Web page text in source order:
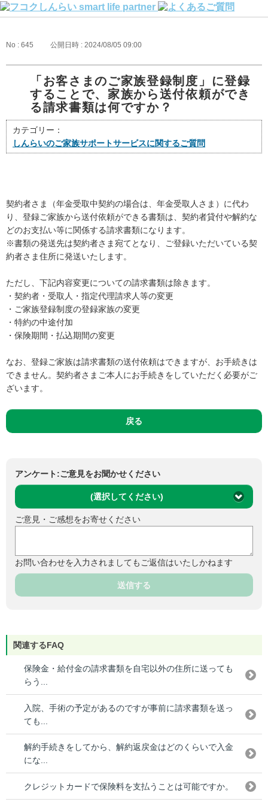
No : 645 公開日時 : 2024/08/05 09:00
「お客さまのご家族登録制度」に登録
することで、家族から送付依頼ができ
る請求書類は何ですか？
カテゴリー：
しんらいのご家族サポートサービスに関するご質問
契約者さま（年金受取中契約の場合は、年金受取人さま）に代わ
り、登録ご家族から送付依頼ができる書類は、契約者貸付や解約な
どのお支払い等に関係する請求書類になります。
※書類の発送先は契約者さま宛てとなり、ご登録いただいている契
約者さま住所に発送いたします。
ただし、下記内容変更についての請求書類は除きます。
・契約者・受取人・指定代理請求人等の変更
・ご家族登録制度の登録家族の変更
・特約の中途付加
・保険期間・払込期間の変更
なお、登録ご家族は請求書類の送付依頼はできますが、お手続きは
できません。契約者さまご本人にお手続きをしていただく必要がご
ざいます。
戻る
アンケート:ご意見をお聞かせください
(選択してください)
ご意見・ご感想をお寄せください
お問い合わせを入力されましてもご返信はいたしかねます
送信する
関連するFAQ
保険金・給付金の請求書類を自宅以外の住所に送っても
らう...
入院、手術の予定があるのですが事前に請求書類を送っ
ても...
解約手続きをしてから、解約返戻金はどのくらいで入金
にな...
クレジットカードで保険料を支払うことは可能ですか。